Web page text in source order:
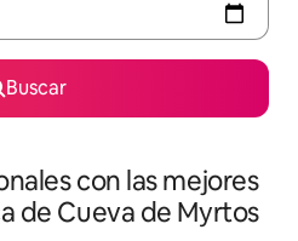
Buscar
con las mejores
de Cueva de Myrtos